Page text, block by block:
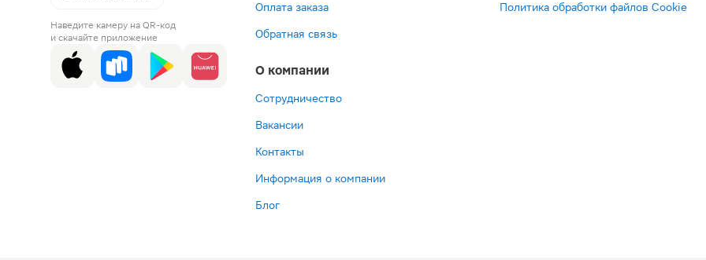
Наведите камеру на QR-код
и скачайте приложение
Оплата заказа
Обратная связь
О компании
Сотрудничество
Вакансии
Контакты
Информация о компании
Блог
Политика обработки файлов Cookie